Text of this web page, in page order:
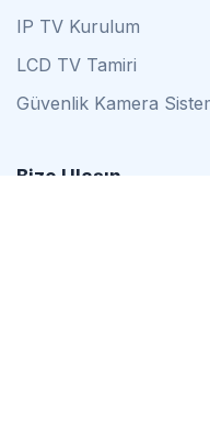
IP TV Kurulum
LCD TV Tamiri
Güvenlik Kamera
Bize Ulaşın